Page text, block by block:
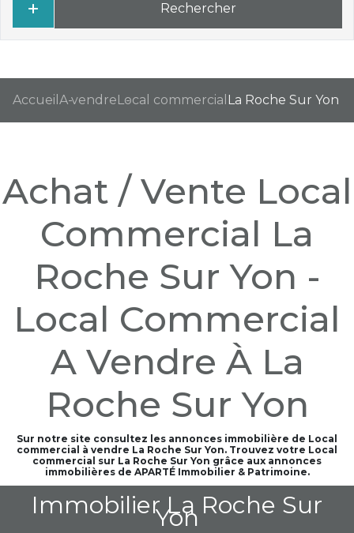
Rechercher
Accueil A vendreLocal commercial La Roche Sur Yon
Achat / Vente Local
Commercial La
Roche Sur Yon -
Local Commercial
A Vendre À La
Roche Sur Yon
Sur notre site consultez les annonces immobilière de Local
commercial à vendre La Roche Sur Yon. Trouvez votre Local
commercial sur La Roche Sur Yon grâce aux annonces
immobilières de APARTÉ Immobilier & Patrimoine.
Immobilier La Roche Sur
Yon